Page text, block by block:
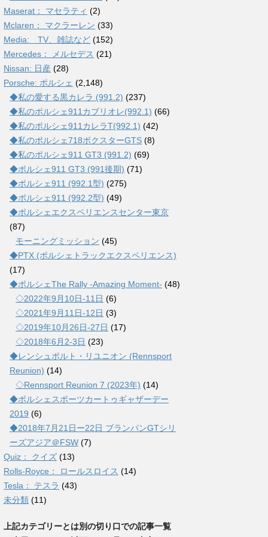
Maserat： マセラティ (2)
Mclaren： マクラーレン (33)
Media: TV、雑誌など (152)
Mercedes： メルセデス (21)
Nissan: 日産 (28)
Porsche: ポルシェ (2,148)
◆私の愛する黒カレラ (991.2) (237)
◆私のポルシェ911カブリオレ(992.1) (66)
◆私のポルシェ911カレラT(992.1) (42)
◆私のポルシェ718ボクスターGTS (8)
◆私のポルシェ911 GT3 (991.2) (69)
◆ポルシェ911 GT3 (991後期) (71)
◆ポルシェ911 (992.1型) (275)
◆ポルシェ911 (992.2型) (49)
◆ポルシェエクスペリエンスセンター東京
(87)
モーニングミッション (45)
◆PTX (ポルシェトラックエクスペリエンス)
(17)
◆ポルシェThe Rally -Amazing Moment- (48)
◇2022年9月10日-11日 (6)
◇2021年9月11日-12日 (3)
◇2019年10月26日-27日 (17)
◇2018年6月2-3日 (23)
◆レンシュポルト・リユニオン (Rennsport
Reunion) (14)
◇Rennsport Reunion 7 (2023年) (14)
◆ポルシェスポーツカートゥギャザーデー
2019 (6)
◆2018年7月21日ー22日 ブランパンGTシリ
ーズアジア＠FSW (7)
Quiz： クイズ (13)
Rolls-Royce： ロールスロイス (14)
Tesla： テスラ (43)
未分類 (11)
上記カテゴリーとは別の切り口での記事一覧